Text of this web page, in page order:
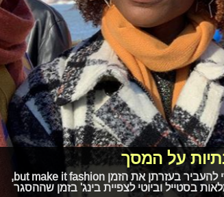
על המסך
אם אתם מחפשים סדרות שעוסקות באופנה כדי להעביר בעזרתן את הזמן but make it fashion,
בסטייל וביוטי לצפיית בינג' בזמן שההסגר